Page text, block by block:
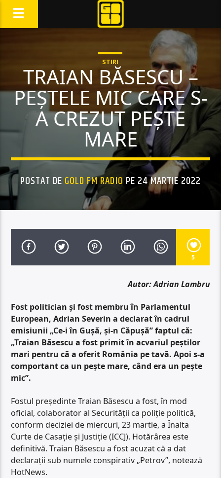
STIRI
TRAIAN BĂSESCU –
PEȘTELE MIC CARE S-
A CREZUT PEȘTE
MARE
POSTAT DE GOLD FM RADIOPE 24 MARTIE 2022
5
Autor: Adrian Lambru
Fost politician și fost membru în Parlamentul
European, Adrian Severin a declarat în cadrul
emisiunii „Ce-i în Gușă, și-n Căpușă” faptul că:
„Traian Băsescu a fost primit în acvariul peștilor
mari pentru că a oferit România pe tavă. Apoi s-a
comportant ca un pește mare, când era un pește
mic”.
Fostul președinte Traian Băsescu a fost, în mod
oficial, colaborator al Securității ca poliție politică,
conform deciziei de miercuri, 23 martie, a Înalta
Curte de Casație și Justiție (ICCJ). Hotărârea este
definitivă. Traian Băsescu a fost acuzat că a dat
declarații sub numele conspirativ „Petrov”, notează
HotNews.